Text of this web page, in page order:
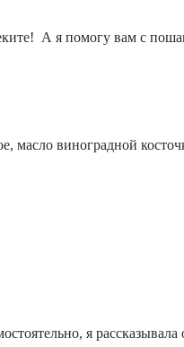
А я помогу вам с
масло виноградной
я рассказывала